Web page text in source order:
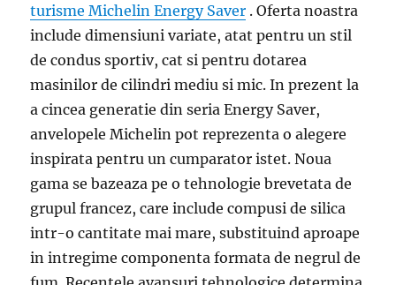
turisme Michelin Energy Saver . Oferta noastra
include dimensiuni variate, atat pentru un stil
de condus sportiv, cat si pentru dotarea
masinilor de cilindri mediu si mic. In prezent la
a cincea generatie din seria Energy Saver,
anvelopele Michelin pot reprezenta o alegere
inspirata pentru un cumparator istet. Noua
gama se bazeaza pe o tehnologie brevetata de
grupul francez, care include compusi de silica
intr-o cantitate mai mare, substituind aproape
in intregime componenta formata de negrul de